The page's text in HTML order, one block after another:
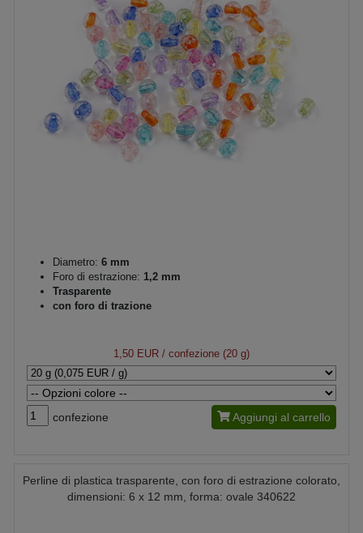
Diametro: 6 mm
Foro di estrazione: 1,2 mm
Trasparente
con foro di trazione
1,50 EUR / confezione (20 g)
confezione Aggiungi al carrello
Perline di plastica trasparente, con foro di estrazione colorato,
dimensioni: 6 x 12 mm, forma: ovale 340622